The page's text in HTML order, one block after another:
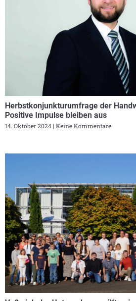
Herbstkonjunkturumfrage der
Positive Impulse bleiben aus
14. Oktober 2024 Keine Kommentare